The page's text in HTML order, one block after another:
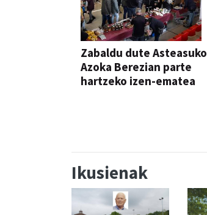
Zabaldu dute Asteasuko
Azoka Berezian parte
hartzeko izen-ematea
Ikusienak